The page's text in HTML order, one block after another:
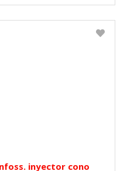
inyector cono